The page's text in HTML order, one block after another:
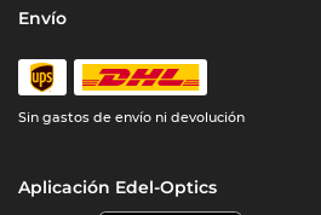
Envío
Sin gastos de envío ni devolución
Aplicación Edel-Optics